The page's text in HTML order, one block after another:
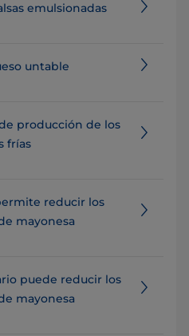
emulsionadas
untable
producción de los
frías
reducir los
mayonesa
puede reducir los
mayonesa